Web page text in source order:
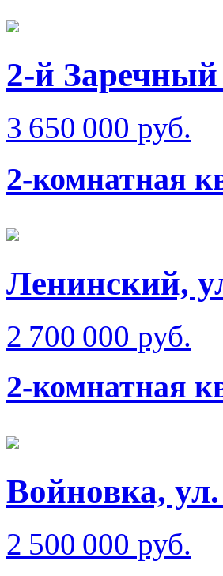
2-й
3 650 000 руб.
2-комнатная
Ленинский,
2 700 000 руб.
2-комнатная
Войновка,
2 500 000 руб.